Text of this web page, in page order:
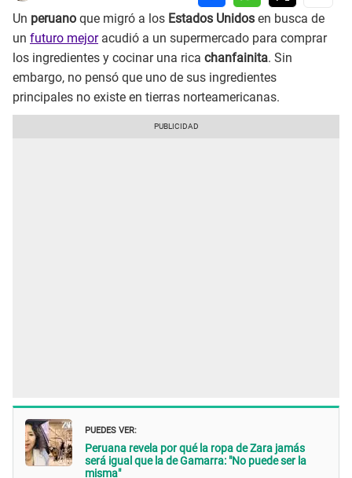
Un peruano que migró a los Estados Unidos en busca de
un futuro mejoracudió a un supermercado para comprar
los ingredientes y cocinar una rica chanfainita. Sin
embargo, no pensó que uno de sus ingredientes
principales no existe en tierras norteamericanas.
PUEDES VER:
Peruana revela por qué la ropa de Zara jamás
será igual que la de Gamarra: "No puede ser la
misma"